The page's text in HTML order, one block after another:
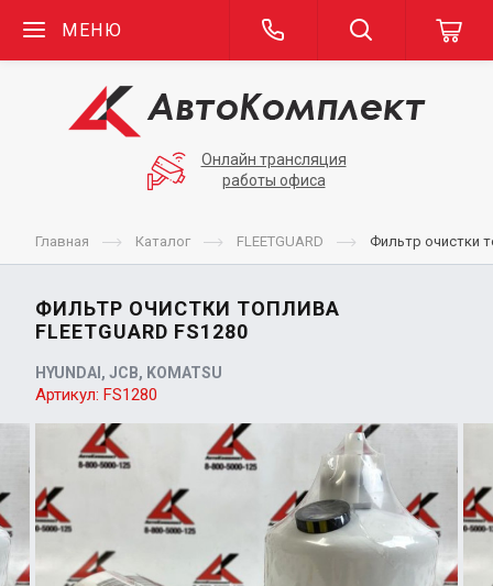
МЕНЮ
Онлайн трансляция
работы офиса
Главная Каталог FLEETGUARD Фильтр очистки
ФИЛЬТР ОЧИСТКИ ТОПЛИВА
FLEETGUARD FS1280
HYUNDAI, JCB, KOMATSU
Артикул: FS1280